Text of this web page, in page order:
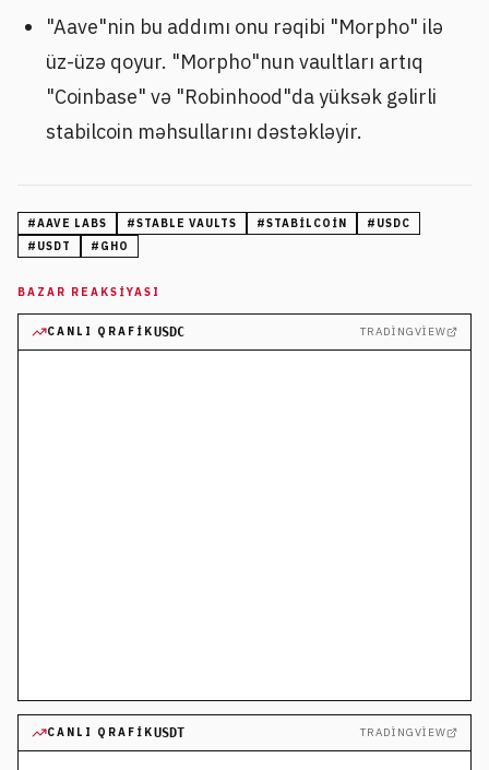
"Aave"nin bu addımı onu rəqibi "Morpho" ilə
üz-üzə qoyur. "Morpho"nun vaultları artıq
"Coinbase" və "Robinhood"da yüksək gəlirli
stabilcoin məhsullarını dəstəkləyir.
#AAVE LABS #STABLE VAULTS #STABILCOIN # USDC
# USDT # GHO
BAZAR REAKSIYASI
CANLI QRAFIKUSDC TRADINGVIEW
CANLI QRAFIKUSDT TRADINGVIEW